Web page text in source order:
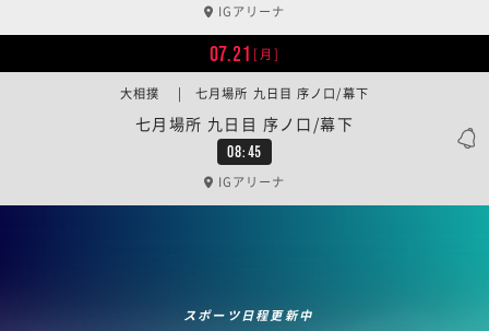
IGアリーナ
07.21 [月]
08:45
七月場所 九日目 序ノ口/幕下
大相撲 | 七月場所 九日目 序ノ口/幕下
IGアリーナ
スポーツ日程更新中